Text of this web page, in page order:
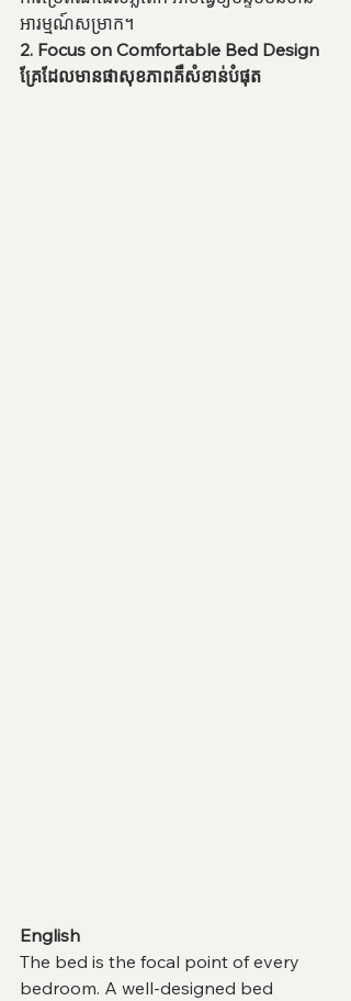
អារម្មណ៍សម្រាក។
2. Focus on Comfortable Bed Design
គ្រែដែលមានផាសុខភាពគឺសំខាន់បំផុត
English
The bed is the focal point of every
bedroom. A well-designed bed